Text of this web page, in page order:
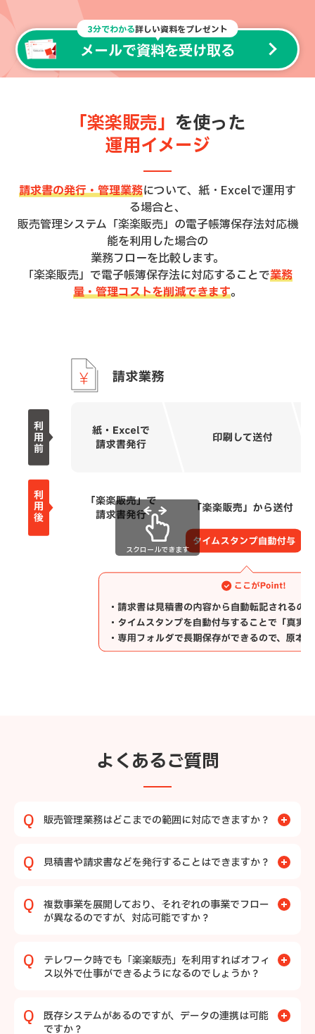
3分でわかる詳しい資料をプレゼント
メールで資料を受け取る
「楽楽販売」 を使った
運用イメージ
請求書の発行・管理業務について、紙・Excelで運用す
る場合と、
販売管理システム「楽楽販売」の電子帳簿保存法対応機
能を利用した場合の
業務フローを比較します。
「楽楽販売」で電子帳簿保存法に対応することで業務
量・管理コストを削減できます。
スクロールできます
よくあるご質問
販売管理業務はどこまでの範囲に対応できますか？
見積書や請求書などを発行することはできますか？
複数事業を展開しており、それぞれの事業でフロー
が異なるのですが、対応可能ですか？
テレワーク時でも「楽楽販売」を利用すればオフィ
ス以外で仕事ができるようになるのでしょうか？
既存システムがあるのですが、データの連携は可能
ですか？